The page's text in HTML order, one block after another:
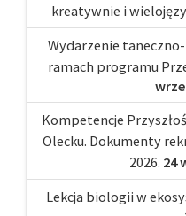
kreatywnie i
Wydarzenie
ramach programu
Kompetencje
Olecku. Dokumenty
2026. 24
Lekcja biologii w